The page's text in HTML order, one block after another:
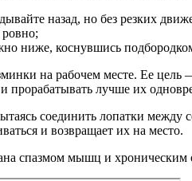
назад, но без резких
ниже, коснувшись
на рабочем месте. Ее
прорабатывать лучше их
соединить лопатки
и возвращает их на место.
спазмом мышц и хроническим